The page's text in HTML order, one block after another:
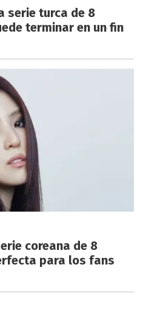
serie turca de 8
terminar en un fin
coreana de 8
para los fans